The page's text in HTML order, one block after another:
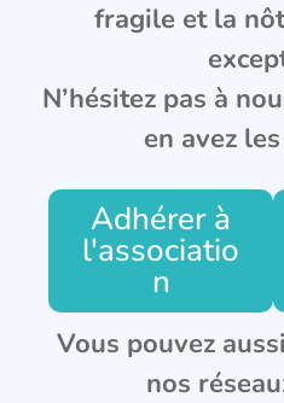
fragile et la
N’hésitez pas à
en avez
Adhérer à
l'associatio
n
Vous pouvez
nos